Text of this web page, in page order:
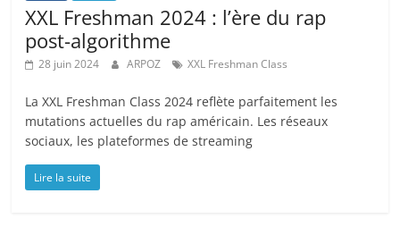
XXL Freshman 2024 : l’ère du rap
post-algorithme
28 juin 2024 ARPOZ XXL Freshman Class
La XXL Freshman Class 2024 reflète parfaitement les
mutations actuelles du rap américain. Les réseaux
sociaux, les plateformes de streaming
Lire la suite